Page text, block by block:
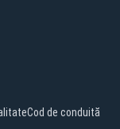
Cod de conduită